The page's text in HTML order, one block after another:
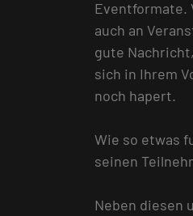
Eventformate.
auch an
gute
sich in Ihrem
noch hapert.
Wie so etwas
seinen
Neben diesen